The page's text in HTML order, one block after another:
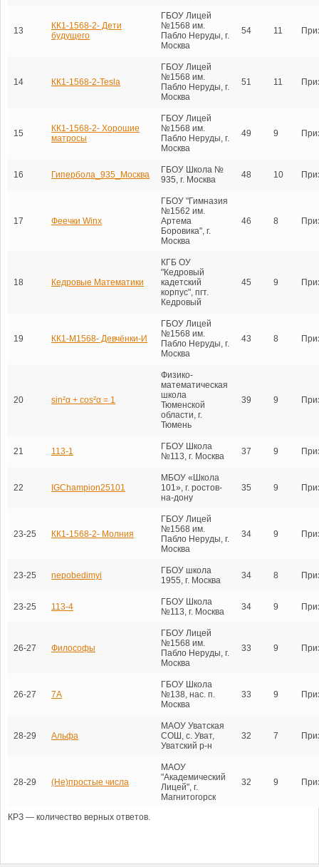
13
КК1-1568-2- Дети
будущего
ГБОУ Лицей
№1568 им.
Пабло Неруды, г.
Москва
54 11
14 КК1-1568-2-Tesla
ГБОУ Лицей
№1568 им.
Пабло Неруды, г.
Москва
51 11
15
КК1-1568-2- Хорошие
матросы
ГБОУ Лицей
№1568 им.
Пабло Неруды, г.
Москва
49 9
16 Гипербола_935_Москва
ГБОУ Школа №
935, г. Москва
48 10
17 Феечки Winx
ГБОУ "Гимназия
№1562 им.
Артема
Боровика", г.
Москва
46 8
18 Кедровые Математики
КГБ ОУ
"Кедровый
кадетский
корпус", пгт.
Кедровый
45 9
19 КК1-М1568- Девчёнки-И
ГБОУ Лицей
№1568 им.
Пабло Неруды, г.
Москва
43 8
20 sin²α + cos²α = 1
Физико-
математическая
школа
Тюменской
области, г.
Тюмень
39 9
21 113-1
ГБОУ Школа
№113, г. Москва
37 9
22 IGChampion25101
МБОУ «Школа
101», г. ростов-
на-дону
35 9
23-25 КК1-1568-2- Молния
ГБОУ Лицей
№1568 им.
Пабло Неруды, г.
Москва
34 9
23-25 nepobedimyi
ГБОУ школа
1955, г. Москва
34 8
23-25 113-4
ГБОУ Школа
№113, г. Москва
34 9
26-27 Философы
ГБОУ Лицей
№1568 им.
Пабло Неруды, г.
Москва
33 9
26-27 7А
ГБОУ Школа
№138, нас. п.
Москва
33 9
28-29 Альфа
МАОУ Уватская
СОШ, с. Уват,
Уватский р-н
32 7
28-29 (Не)простые числа
МАОУ
"Академический
Лицей", г.
Магнитогорск
32 9
КРЗ — количество верных ответов.